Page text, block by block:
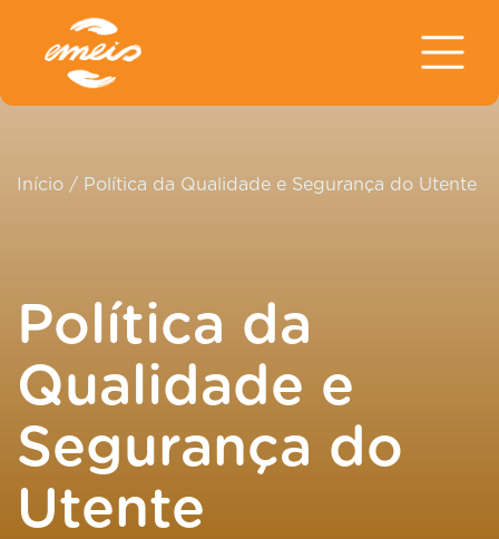
Início / Política da Qualidade e Segurança do Utente
Política da
Qualidade e
Segurança do
Utente